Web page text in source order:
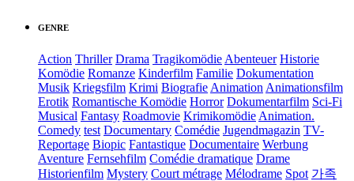
GENRE
Action Thriller Drama Tragikomödie Abenteuer Historie
Komödie Romanze Kinderfilm Familie Dokumentation
Musik Kriegsfilm Krimi Biografie Animation Animationsfilm
Erotik Romantische Komödie Horror Dokumentarfilm Sci-Fi
Musical Fantasy Roadmovie Krimikomödie Animation.
Comedy test Documentary Comédie Jugendmagazin TV-
Reportage Biopic Fantastique Documentaire Werbung
Aventure Fernsehfilm Comédie dramatique Drame
Historienfilm Mystery Court métrage Mélodrame Spot 가족